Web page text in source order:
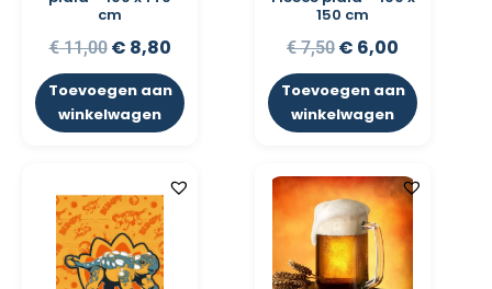
cm
€11,00 € 8,80
Toevoegen aan
winkelwagen
150 cm
€7,50 € 6,00
Toevoegen aan
winkelwagen